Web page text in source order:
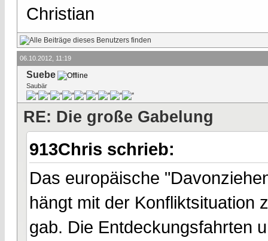
Christian
06.10.2012, 11:19
Suebe
Saubär
RE: Die große Gabelung
913Chris schrieb:
Das europäische
hängt mit der Konfliktsituation
gab. Die Entdeckungsfahrten